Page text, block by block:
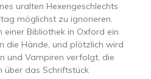
uralten Hexengeschlechts
möglichst zu ignorieren.
Bibliothek in Oxford ein
die Hände, und plötzlich wird
und Vampiren verfolgt, die
über das Schriftstück